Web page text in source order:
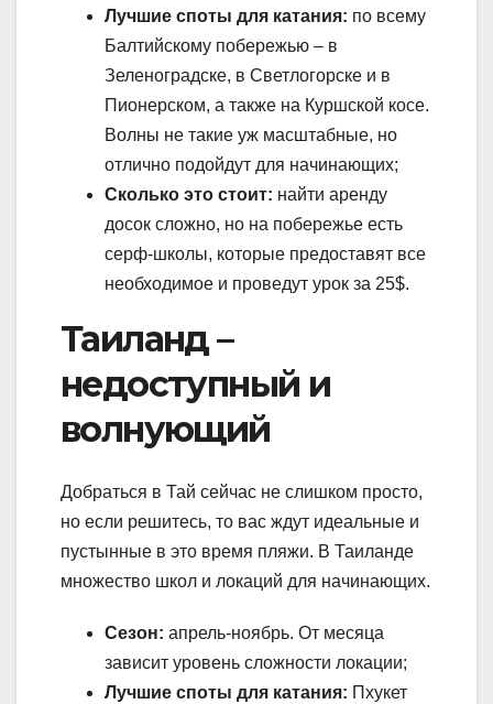
Лучшие споты для катания: по всему
Балтийскому побережью – в
Зеленоградске, в Светлогорске и в
Пионерском, а также на Куршской косе.
Волны не такие уж масштабные, но
отлично подойдут для начинающих;
Сколько это стоит: найти аренду
досок сложно, но на побережье есть
серф-школы, которые предоставят все
необходимое и проведут урок за 25$.
Таиланд –
недоступный и
волнующий
Добраться в Тай сейчас не слишком просто,
но если решитесь, то вас ждут идеальные и
пустынные в это время пляжи. В Таиланде
множество школ и локаций для начинающих.
Сезон: апрель-ноябрь. От месяца
зависит уровень сложности локации;
Лучшие споты для катания: Пхукет